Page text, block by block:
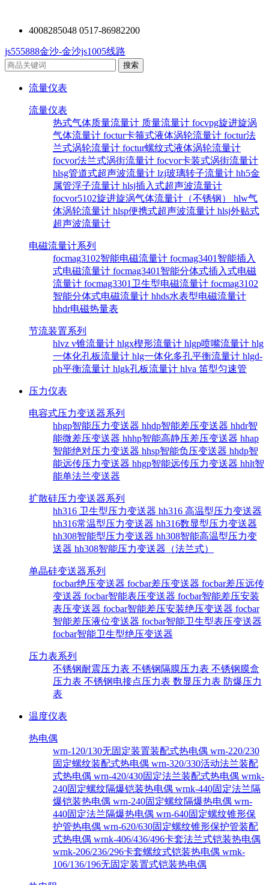
4008285048 0517-86982200
js555888金沙-金沙js1005线路
流量仪表
流量仪表
热式气体质量流量计 质量流量计 focvpg旋进旋涡
气体流量计 foctur卡箍式液体涡轮流量计 foctur法
兰式涡轮流量计 foctur螺纹式液体涡轮流量计
focvor法兰式涡街流量计 focvor卡装式涡街流量计
hlsg管道式超声波流量计 lzj玻璃转子流量计 hh5金
属管浮子流量计 hlsj插入式超声波流量计
focvor5102旋进旋涡气体流量计（不锈钢） hlw气
体涡轮流量计 hlsp便携式超声波流量计 hlsj外贴式
超声波流量计
电磁流量计系列
focmag3102智能电磁流量计 focmag3401智能插入
式电磁流量计 focmag3401智能分体式插入式电磁
流量计 focmag3301卫生型电磁流量计 focmag3102
智能分体式电磁流量计 hhds水表型电磁流量计
hhdr电磁热量表
节流装置系列
hlvz v锥流量计 hlgx楔形流量计 hlgp喷嘴流量计 hlg
一体化孔板流量计 hlg一体化多孔平衡流量计 hlgd-
ph平衡流量计 hlgk孔板流量计 hlva 笛型匀速管
压力仪表
电容式压力变送器系列
hhgp智能压力变送器 hhdp智能差压变送器 hhdr智
能微差压变送器 hhhp智能高静压差压变送器 hhap
智能绝对压力变送器 hhsp智能负压变送器 hhdp智
能远传压力变送器 hhgp智能远传压力变送器 hhlt智
能单法兰变送器
扩散硅压力变送器系列
hh316 卫生型压力变送器 hh316 高温型压力变送器
hh316常温型压力变送器 hh316数显型压力变送器
hh308智能型压力变送器 hh308智能高温型压力变
送器 hh308智能压力变送器（法兰式）
单晶硅变送器系列
focbar绝压变送器 focbar差压变送器 focbar差压远传
变送器 focbar智能表压变送器 focbar智能差压安装
表压变送器 focbar智能差压安装绝压变送器 focbar
智能差压液位变送器 focbar智能卫生型表压变送器
focbar智能卫生型绝压变送器
压力表系列
不锈钢耐震压力表 不锈钢隔膜压力表 不锈钢膜盒
压力表 不锈钢电接点压力表 数显压力表 防爆压力
表
温度仪表
热电偶
wrn-120/130无固定装置装配式热电偶 wrn-220/230
固定螺纹装配式热电偶 wrn-320/330活动法兰装配
式热电偶 wrn-420/430固定法兰装配式热电偶 wrnk-
240固定螺纹隔爆铠装热电偶 wrnk-440固定法兰隔
爆铠装热电偶 wrn-240固定螺纹隔爆热电偶 wrn-
440固定法兰隔爆热电偶 wrn-640固定螺纹锥形保
护管热电偶 wrn-620/630固定螺纹锥形保护管装配
式热电偶 wrnk-406/436/496卡套法兰式铠装热电偶
wrnk-206/236/296卡套螺纹式铠装热电偶 wrnk-
106/136/196无固定装置式铠装热电偶